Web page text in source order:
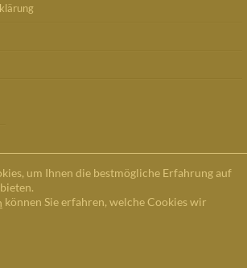
um Ihnen die bestmögliche Erfahrung auf
können Sie erfahren, welche Cookies wir